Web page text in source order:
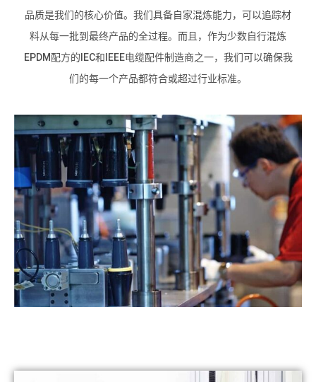
品质是我们的核心价值。我们具备自家混炼能力，可以追踪材
料从每一批到最终产品的全过程。而且，作为少数自行混炼
EPDM配方的IEC和IEEE电缆配件制造商之一，我们可以确保我
们的每一个产品都符合或超过行业标准。